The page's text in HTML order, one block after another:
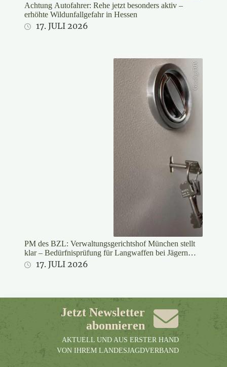
Achtung Autofahrer: Rehe jetzt besonders aktiv –
erhöhte Wildunfallgefahr in Hessen
17. JULI 2026
Gaudig/DJV
PM des BZL: Verwaltungsgerichtshof München stellt
klar – Bedürfnisprüfung für Langwaffen bei Jägern
rechtswidrig
17. JULI 2026
Jetzt Newsletter
abonnieren
AKTUELL UND AUS ERSTER HAND
VON IHREM LANDESJAGDVERBAND